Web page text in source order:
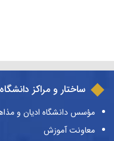
ساختار و مراکز دانشگاه
مؤسس دانشگاه ادیان و
معاونت آموزش